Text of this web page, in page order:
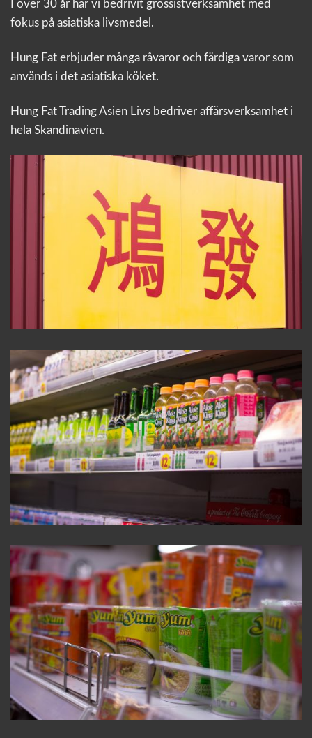
I över 30 år har vi bedrivit grossistverksamhet med
fokus på asiatiska livsmedel.
Hung Fat erbjuder många råvaror och färdiga varor som
används i det asiatiska köket.
Hung Fat Trading Asien Livs bedriver affärsverksamhet i
hela Skandinavien.